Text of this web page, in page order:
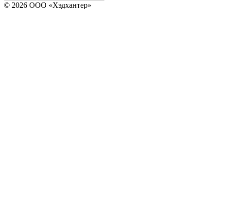
© 2026 ООО «Хэдхантер»